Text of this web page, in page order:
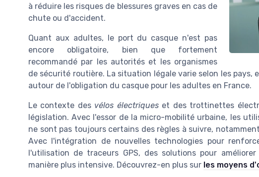
à réduire les risques de blessures graves en cas de
chute ou d'accident.
Quant aux adultes, le port du casque n'est pas
encore obligatoire, bien que fortement
recommandé par les autorités et les organismes
de sécurité routière. La situation légale varie selon les
autour de l'obligation du casque pour les adultes en France.
Le contexte des vélos électriqueset des trottinettes
législation. Avec l'essor de la micro-mobilité urbaine, les
ne sont pas toujours certains des règles à suivre,
Avec l'intégration de nouvelles technologies pour
l'utilisation de traceurs GPS, des solutions pour
manière plus intensive. Découvrez-en plus sur les moyens